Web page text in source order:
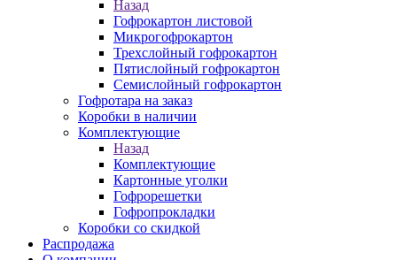
Назад
Гофрокартон листовой
Микрогофрокартон
Трехслойный гофрокартон
Пятислойный гофрокартон
Семислойный гофрокартон
Гофротара на заказ
Коробки в наличии
Комплектующие
Назад
Комплектующие
Картонные уголки
Гофрорешетки
Гофропрокладки
Коробки со скидкой
Распродажа